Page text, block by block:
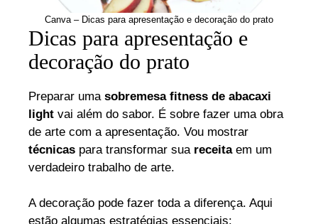
Canva – Dicas para apresentação e decoração do prato
Dicas para apresentação e
decoração do prato
Preparar uma sobremesa fitness de abacaxi
light vai além do sabor. É sobre fazer uma obra
de arte com a apresentação. Vou mostrar
técnicas para transformar sua receitaem um
verdadeiro trabalho de arte.
A decoração pode fazer toda a diferença. Aqui
estão algumas estratégias essenciais: